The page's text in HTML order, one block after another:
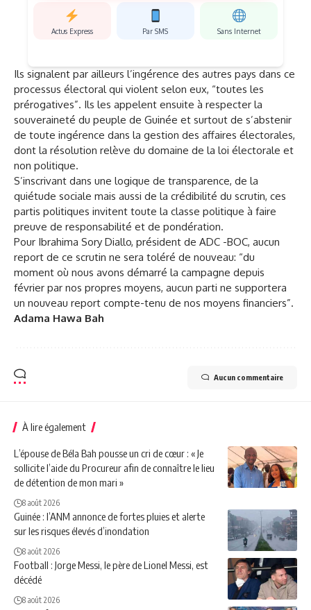
Actus Express Par SMS Sans Internet
Ils signalent par ailleurs l’ingérence des autres pays dans ce
processus électoral qui violent selon eux, “toutes les
prérogatives”. Ils les appelent ensuite à respecter la
souveraineté du peuple de Guinée et surtout de s’abstenir
de toute ingérence dans la gestion des affaires électorales,
dont la résolution relève du domaine de la loi électorale et
non politique.
S’inscrivant dans une logique de transparence, de la
quiétude sociale mais aussi de la crédibilité du scrutin, ces
partis politiques invitent toute la classe politique à faire
preuve de responsabilité et de pondération.
Pour Ibrahima Sory Diallo, président de ADC -BOC, aucun
report de ce scrutin ne sera toléré de nouveau: “du
moment où nous avons démarré la campagne depuis
février par nos propres moyens, aucun parti ne supportera
un nouveau report compte-tenu de nos moyens financiers”.
Adama Hawa Bah
Aucun commentaire
À lire également
L’épouse de Béla Bah pousse un cri de cœur : « Je
sollicite l’aide du Procureur afin de connaître le lieu
de détention de mon mari »
8 août 2026
Guinée : l’ANM annonce de fortes pluies et alerte
sur les risques élevés d’inondation
8 août 2026
Football : Jorge Messi, le père de Lionel Messi, est
décédé
8 août 2026